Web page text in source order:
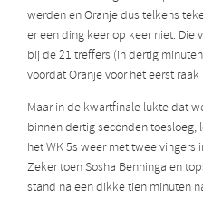
werden en Oranje dus telkens
er een ding keer op keer niet. Die
bij de 21 treffers (in dertig
voordat Oranje voor het eerst
Maar in de kwartfinale lukte dat
binnen dertig seconden
het WK 5s weer met twee
Zeker toen Sosha Benninga en
stand na een dikke tien minuten